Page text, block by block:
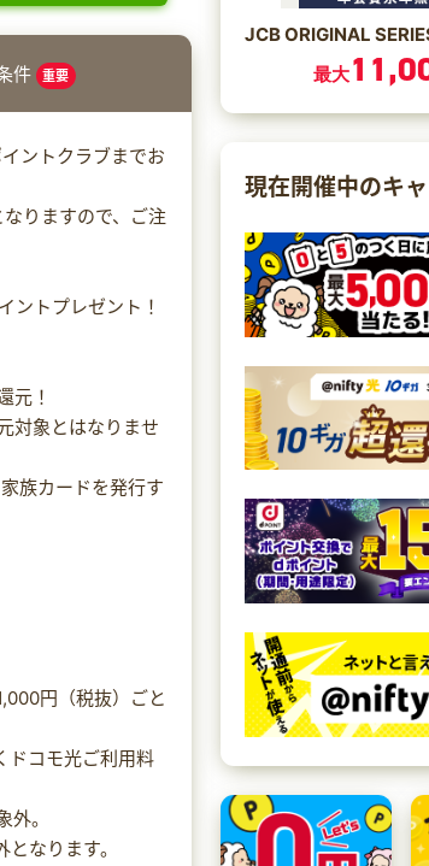
件 重要
ントクラブまでお
りますので、ご注
ントプレゼント！
元！
対象とはなりませ
族カードを発行す
円（税抜）ごと
ドコモ光ご利用料
。
なります。
最大
現在開催中のキ